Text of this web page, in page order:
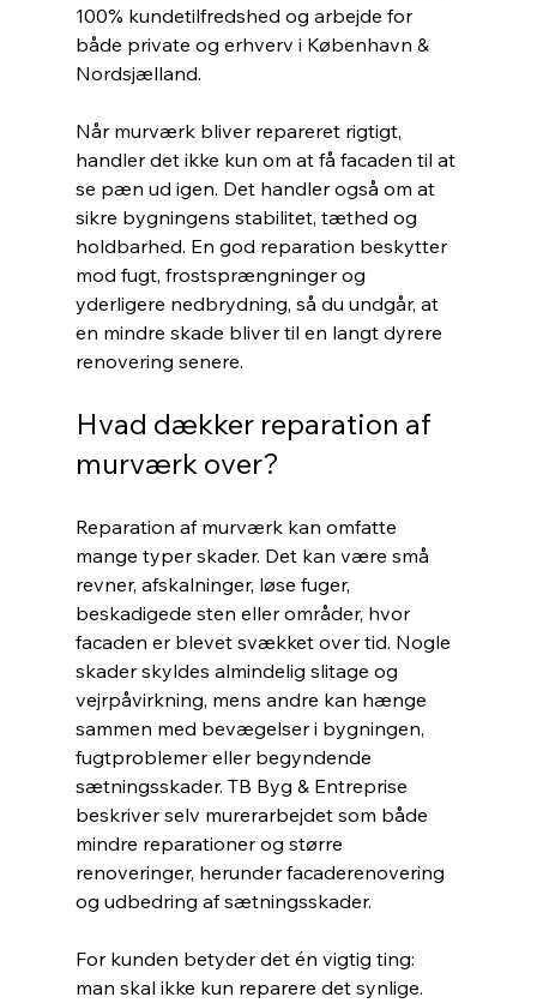
100% kundetilfredshed og arbejde for
både private og erhverv i København &
Nordsjælland.
Når murværk bliver repareret rigtigt,
handler det ikke kun om at få facaden til at
se pæn ud igen. Det handler også om at
sikre bygningens stabilitet, tæthed og
holdbarhed. En god reparation beskytter
mod fugt, frostsprængninger og
yderligere nedbrydning, så du undgår, at
en mindre skade bliver til en langt dyrere
renovering senere.
Hvad dækker reparation af
murværk over?
Reparation af murværk kan omfatte
mange typer skader. Det kan være små
revner, afskalninger, løse fuger,
beskadigede sten eller områder, hvor
facaden er blevet svækket over tid. Nogle
skader skyldes almindelig slitage og
vejrpåvirkning, mens andre kan hænge
sammen med bevægelser i bygningen,
fugtproblemer eller begyndende
sætningsskader. TB Byg & Entreprise
beskriver selv murerarbejdet som både
mindre reparationer og større
renoveringer, herunder facaderenovering
og udbedring af sætningsskader.
For kunden betyder det én vigtig ting:
man skal ikke kun reparere det synlige.